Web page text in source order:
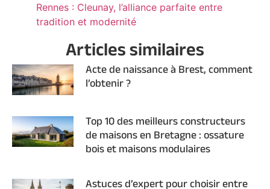
Rennes : Cleunay, l’alliance parfaite entre
tradition et modernité
Articles similaires
Acte de naissance à Brest, comment
l’obtenir ?
Top 10 des meilleurs constructeurs
de maisons en Bretagne : ossature
bois et maisons modulaires